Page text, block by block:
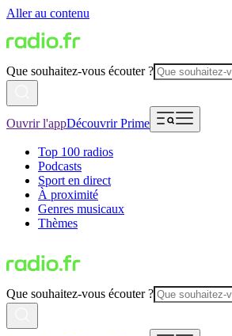
Aller au contenu
Que souhaitez-vous écouter ?
Ouvrir l'appDécouvrir Prime
Top 100 radios
Podcasts
Sport en direct
À proximité
Genres musicaux
Thèmes
Que souhaitez-vous écouter ?